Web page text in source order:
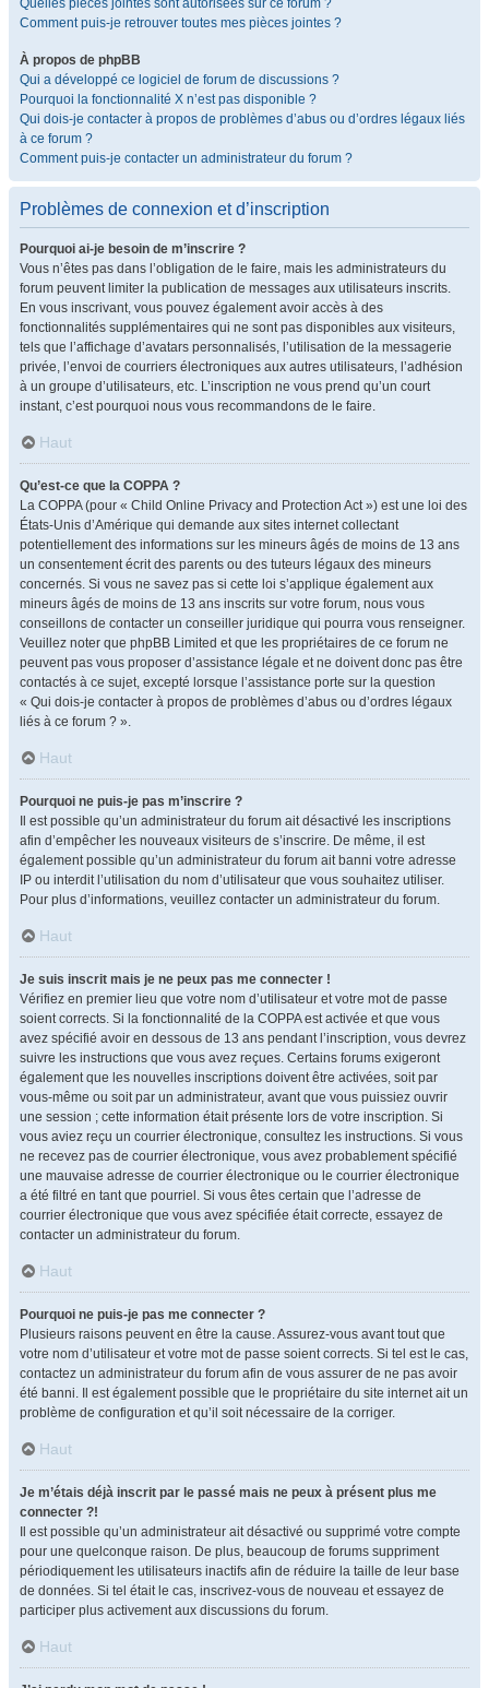
Quelles pièces jointes sont autorisées sur ce forum ?
Comment puis-je retrouver toutes mes pièces jointes ?
À propos de phpBB
Qui a développé ce logiciel de forum de discussions ?
Pourquoi la fonctionnalité X n’est pas disponible ?
Qui dois-je contacter à propos de problèmes d’abus ou d’ordres légaux liés
à ce forum ?
Comment puis-je contacter un administrateur du forum ?
Problèmes de connexion et d’inscription
Pourquoi ai-je besoin de m’inscrire ?
Vous n’êtes pas dans l’obligation de le faire, mais les administrateurs du
forum peuvent limiter la publication de messages aux utilisateurs inscrits.
En vous inscrivant, vous pouvez également avoir accès à des
fonctionnalités supplémentaires qui ne sont pas disponibles aux visiteurs,
tels que l’affichage d’avatars personnalisés, l’utilisation de la messagerie
privée, l’envoi de courriers électroniques aux autres utilisateurs, l’adhésion
à un groupe d’utilisateurs, etc. L’inscription ne vous prend qu’un court
instant, c’est pourquoi nous vous recommandons de le faire.
Haut
Qu’est-ce que la COPPA ?
La COPPA (pour « Child Online Privacy and Protection Act ») est une loi des
États-Unis d’Amérique qui demande aux sites internet collectant
potentiellement des informations sur les mineurs âgés de moins de 13 ans
un consentement écrit des parents ou des tuteurs légaux des mineurs
concernés. Si vous ne savez pas si cette loi s’applique également aux
mineurs âgés de moins de 13 ans inscrits sur votre forum, nous vous
conseillons de contacter un conseiller juridique qui pourra vous renseigner.
Veuillez noter que phpBB Limited et que les propriétaires de ce forum ne
peuvent pas vous proposer d’assistance légale et ne doivent donc pas être
contactés à ce sujet, excepté lorsque l’assistance porte sur la question
« Qui dois-je contacter à propos de problèmes d’abus ou d’ordres légaux
liés à ce forum ? ».
Haut
Pourquoi ne puis-je pas m’inscrire ?
Il est possible qu’un administrateur du forum ait désactivé les inscriptions
afin d’empêcher les nouveaux visiteurs de s’inscrire. De même, il est
également possible qu’un administrateur du forum ait banni votre adresse
IP ou interdit l’utilisation du nom d’utilisateur que vous souhaitez utiliser.
Pour plus d’informations, veuillez contacter un administrateur du forum.
Haut
Je suis inscrit mais je ne peux pas me connecter !
Vérifiez en premier lieu que votre nom d’utilisateur et votre mot de passe
soient corrects. Si la fonctionnalité de la COPPA est activée et que vous
avez spécifié avoir en dessous de 13 ans pendant l’inscription, vous devrez
suivre les instructions que vous avez reçues. Certains forums exigeront
également que les nouvelles inscriptions doivent être activées, soit par
vous-même ou soit par un administrateur, avant que vous puissiez ouvrir
une session ; cette information était présente lors de votre inscription. Si
vous aviez reçu un courrier électronique, consultez les instructions. Si vous
ne recevez pas de courrier électronique, vous avez probablement spécifié
une mauvaise adresse de courrier électronique ou le courrier électronique
a été filtré en tant que pourriel. Si vous êtes certain que l’adresse de
courrier électronique que vous avez spécifiée était correcte, essayez de
contacter un administrateur du forum.
Haut
Pourquoi ne puis-je pas me connecter ?
Plusieurs raisons peuvent en être la cause. Assurez-vous avant tout que
votre nom d’utilisateur et votre mot de passe soient corrects. Si tel est le cas,
contactez un administrateur du forum afin de vous assurer de ne pas avoir
été banni. Il est également possible que le propriétaire du site internet ait un
problème de configuration et qu’il soit nécessaire de la corriger.
Haut
Je m’étais déjà inscrit par le passé mais ne peux à présent plus me
connecter ?!
Il est possible qu’un administrateur ait désactivé ou supprimé votre compte
pour une quelconque raison. De plus, beaucoup de forums suppriment
périodiquement les utilisateurs inactifs afin de réduire la taille de leur base
de données. Si tel était le cas, inscrivez-vous de nouveau et essayez de
participer plus activement aux discussions du forum.
Haut